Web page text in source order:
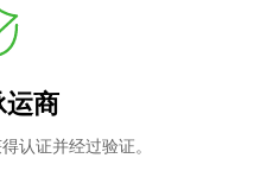
运商
认证并经过验证。